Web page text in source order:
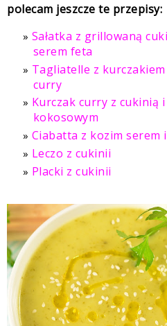
polecam jeszcze te przepisy:
Sałatka z grillowaną
serem feta
Tagliatelle z
curry
Kurczak curry z cukinią
kokosowym
Ciabatta z kozim serem
Leczo z cukinii
Placki z cukinii